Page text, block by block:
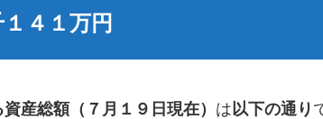
４１万円
産総額（７月１９日現在） は以下の通り